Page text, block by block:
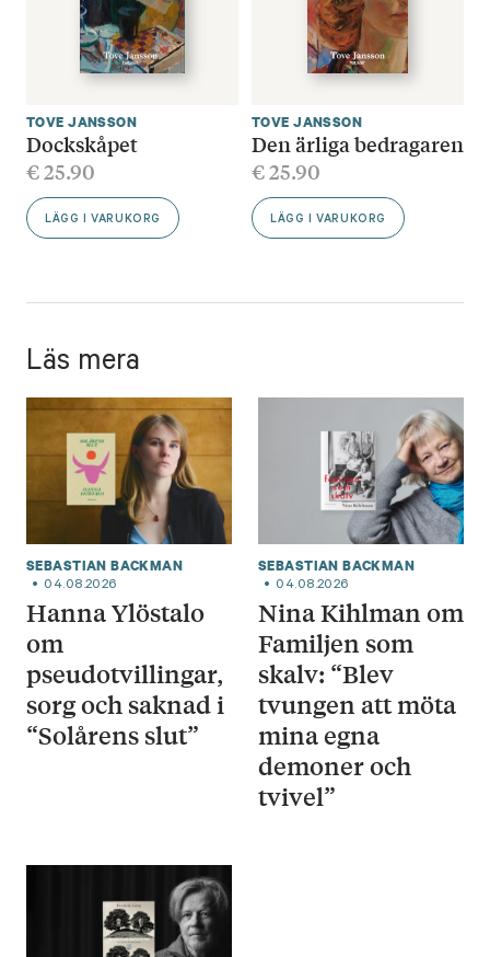
TOVE JANSSON
Dockskåpet
€25.90
LÄGG I VARUKORG
TOVE JANSSON
Den ärliga bedragaren
€25.90
LÄGG I VARUKORG
Läs mera
SEBASTIAN BACKMAN
04.08.2026
Hanna Ylöstalo
om
pseudotvillingar,
sorg och saknad i
“Solårens slut”
SEBASTIAN BACKMAN
04.08.2026
Nina Kihlman om
Familjen som
skalv: “Blev
tvungen att möta
mina egna
demoner och
tvivel”